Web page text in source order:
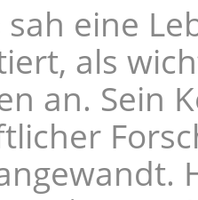
sah eine
als
an. Sein